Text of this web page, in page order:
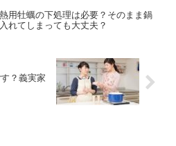
用牡蠣の下処理は必要？そのまま鍋
れてしまっても大丈夫？
？義実家